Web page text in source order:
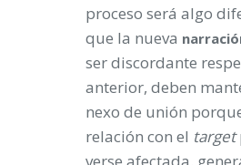
proceso será algo
que la nueva
ser discordante
anterior, deben
nexo de unión
relación con el target